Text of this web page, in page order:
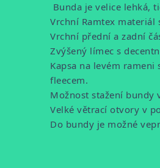
Bunda je velice lehká,
Vrchní Ramtex materiál
Vrchní přední a zadní
Zvýšený límec s
Kapsa na levém
fleecem.
Možnost stažení
Velké větrací otvory v
Do bundy je možné